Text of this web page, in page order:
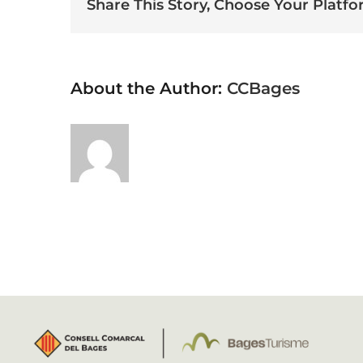
Share This Story, Choose Your
About the Author: CCBages